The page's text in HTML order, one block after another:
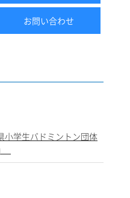
お問い合わせ
小学生バドミントン団体